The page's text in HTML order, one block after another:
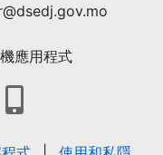
專頁
應用程式